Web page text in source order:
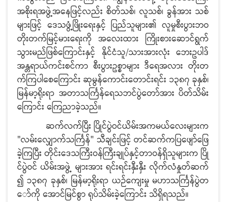
အစိုးရအဖွဲ့အနေဖြင့်လည်း စိတ်သစ်၊ လူသစ်၊ ခွန်အား သစ်
များဖြင့် ဒေသဖွံ့ဖြိုးရေးနှင့် ပြည်သူများ၏ လူမှုစီးပွားဘဝ
တိုးတက်မြင့်မားရေးကို အလေးထား ကြိုးစားဆောင်ရွက်
သွားမည်ဖြစ်ကြောင်းနှင့် နိုင်ငံသူ/သားအားလုံး ဘေးဥပါဒ်
အန္တရာယ်ကင်းစင်ကာ စီးပွားဥစ္စာများ ဒီရေအလား တိုးတ
က်ကြပါစေကြောင်း ဆုမွန်ကောင်းတောင်းရင်း ၁၃၈၇ ခုနှစ်၊
မြန်မာ့ရိုးရာ အတာသင်္ကြန်ရေသဘင်ပွဲတော်အား ပိတ်သိမ်း
ကြောင်း ကြေညာခဲ့သည်။
ဆက်လက်ပြီး ပြိုင်ပွဲဝင်ယိမ်းအကမယ်လေးများက
"လမ်းလျှောက်သင်္ကြန်" သီချင်းဖြင့် တင်ဆက်ကပြဖျော်ဖြေ
ခဲ့ကြပြီး တိုင်းဒေသကြီးဝန်ကြီးချုပ်နှင့်တာဝန်ရှိသူများက ပြို
င်ပွဲဝင် ယိမ်းအဖွဲ့ များအား ရင်းရင်းနှီးနှီး လိုက်လံနှုတ်ဆက်
၍ ၁၃၈၇ ခုနှစ်၊ မြန်မာ့ရိုးရာ ယဉ်ကျေးမှု မဟာသင်္ကြန်ပွဲတ
ော်ကို အောင်မြင်စွာ ရုပ်သိမ်းခဲ့ကြောင်း သိရှိရသည်။